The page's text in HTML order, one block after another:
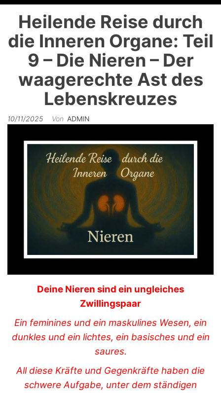
Heilende Reise durch
die Inneren Organe: Teil
9 – Die Nieren – Der
waagerechte Ast des
Lebenskreuzes
10/11/2025 Von ADMIN
Deine Nieren sind ein ungleiches
Zwillingspaar
Ein feminines und ein maskulines Wesen, ein
dunkles und ein lichtes, ein basisches und ein
saures.
All diese Kräfte und Gegenkräfte haben die
schwere Aufgabe, unter dem ständigen